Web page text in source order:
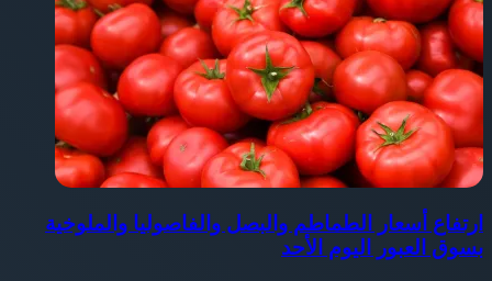
ارتفاع أسعار الطماطم والبصل والفاصوليا والملوخية
بسوق العبور اليوم الأحد